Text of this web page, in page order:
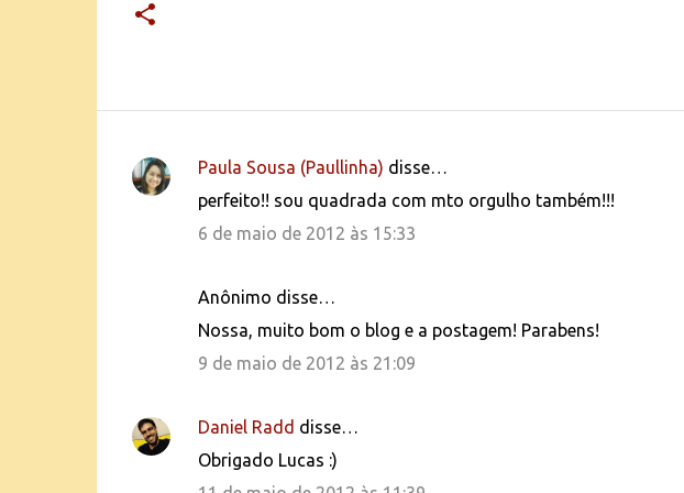
C
i
o
Paula Sousa (Paullinha) disse…
perfeito!! sou quadrada com mto orgulho também!!!
6 de maio de 2012 às 15:33
Anônimo disse…
Nossa, muito bom o blog e a postagem! Parabens!
9 de maio de 2012 às 21:09
Daniel Radd disse…
Obrigado Lucas :)